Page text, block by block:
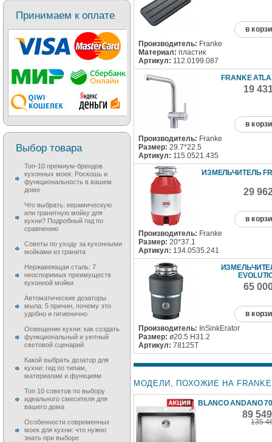
в
Производитель: Franke
Материал: пластик
Артикул: 112.0199.087
FRANKE
19
в
Производитель: Franke
Размер: 29.7*22.5
Артикул: 115.0521.435
ИЗМЕЛЬЧИТЕЛЬ
29
в
Производитель: Franke
Размер: 20*37.1
Артикул: 134.0535.241
65
в
Производитель: InSinkErator
Размер: ø20.5 H31.2
Артикул: 78125T
МОДЕЛИ, ПОХОЖИЕ НА FRANKE
BLANCO ANDANO
89
135
Принимаем к оплате
Выбор товара
Топ-10 премиум-брендов
кухонных моек: Роскошь и
функциональность в вашем
доме
Что выбрать: керамическую
или гранитную мойку для
кухни? Подробный гид по
сравнению
Советы по уходу за кухонными
мойками из гранита
Нержавеющая сталь: 7
неоспоримых преимуществ
кухонной мойки
Автоматические дозаторы
мыла: 5 причин, почему это
удобно и гигиенично
Освещение кухни: как создать
функциональный и уютный
световой сценарий
Какой выбрать дозатор для
кухни: гид по типам,
материалам и функциям
Топ 10 советов по выбору
идеального смесителя для
вашего дома
Особенности современных
моек для кухни: что нужно
знать при выборе